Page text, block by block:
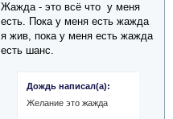
Жажда - это всё что у меня
есть. Пока у меня есть жажда
я жив, пока у меня есть жажда
есть шанс.
Дождь написал(а):
Желание это жажда